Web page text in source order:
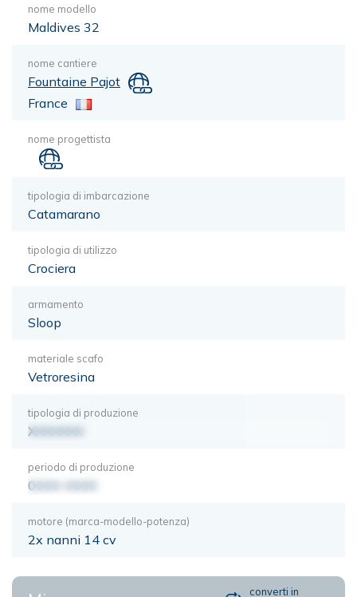
nome modello
Maldives 32
nome cantiere
Fountaine Pajot
France
nome progettista
tipologia di imbarcazione
Catamarano
tipologia di utilizzo
Crociera
armamento
Sloop
materiale scafo
Vetroresina
tipologia di produzione
XXXXXXX
periodo di produzione
0000-0000
motore (marca-modello-potenza)
2x nanni 14 cv
converti in